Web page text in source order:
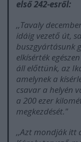
első 242-esről:
,,Tavaly
idáig vezető út,
buszgyártásunk
elkísérték
áll előttünk, az
amelynek a
csavar a helyén
a 200 ezer
megkezdését."
,,Azt mondják itt